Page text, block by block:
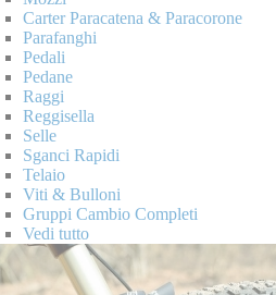
Carter Paracatena & Paracorone
Parafanghi
Pedali
Pedane
Raggi
Reggisella
Selle
Sganci Rapidi
Telaio
Viti & Bulloni
Gruppi Cambio Completi
Vedi tutto